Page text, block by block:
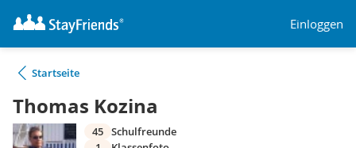
Einloggen
Startseite
Thomas Kozina
45 Schulfreunde